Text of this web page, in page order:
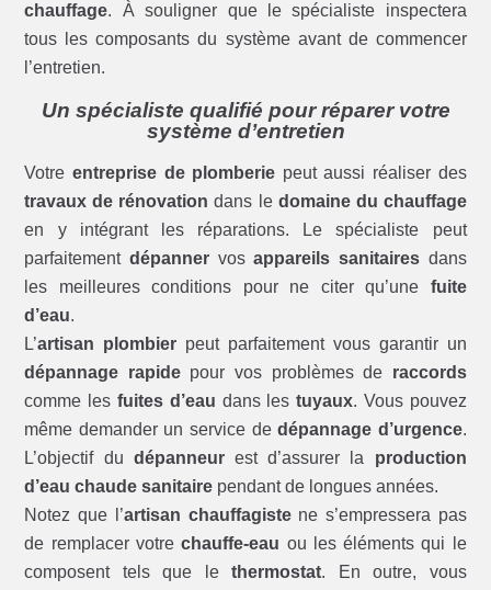
chauffage. À souligner que le spécialiste inspectera
tous les composants du système avant de commencer
l’entretien.
Un spécialiste qualifié pour réparer votre
système d’entretien
Votreentreprise de plomberie peut aussi réaliser des
travaux de rénovation dans le domaine du chauffage
en y intégrant les réparations. Le spécialiste peut
parfaitementdépanner vosappareils sanitairesdans
les meilleures conditions pour ne citer qu’une fuite
d’eau.
L’artisan plombier peut parfaitement vous garantir un
dépannage rapidepour vos problèmes de raccords
comme les fuites d’eau dans lestuyaux. Vous pouvez
même demander un service dedépannage d’urgence.
L’objectif du dépanneurest d’assurer la production
d’eau chaude sanitaire pendant de longues années.
Notez que l’artisan chauffagistene s’empressera pas
de remplacer votrechauffe-eau ou les éléments qui le
composent tels que lethermostat. En outre, vous